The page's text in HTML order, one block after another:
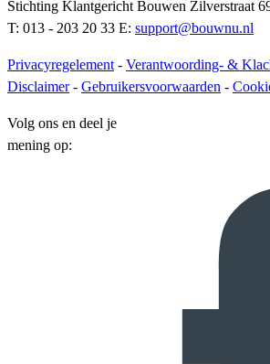
Stichting Klantgericht Bouwen Zilverstraat
T: 013 - 203 20 33 E: support@bouwnu.nl
Privacyregelement - Verantwoording- &
Disclaimer- Gebruikersvoorwaarden -
Volg ons en deel je
mening op: